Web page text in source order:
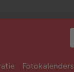
Fotokalenders